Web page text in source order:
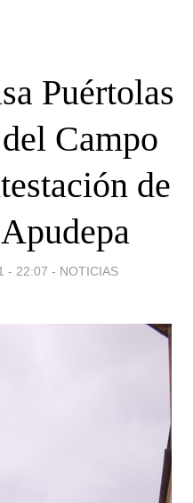
Puértolas
Campo
de
- 22:07 - NOTICIAS